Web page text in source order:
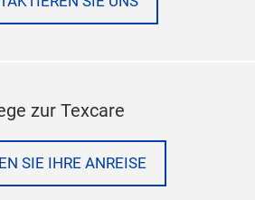
zur Texcare
SIE IHRE ANREISE